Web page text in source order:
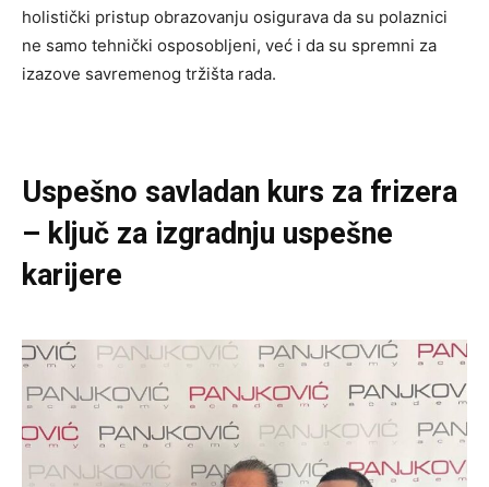
holistički pristup obrazovanju osigurava da su polaznici
ne samo tehnički osposobljeni, već i da su spremni za
izazove savremenog tržišta rada.
Uspešno savladan kurs za frizera
– ključ za izgradnju uspešne
karijere